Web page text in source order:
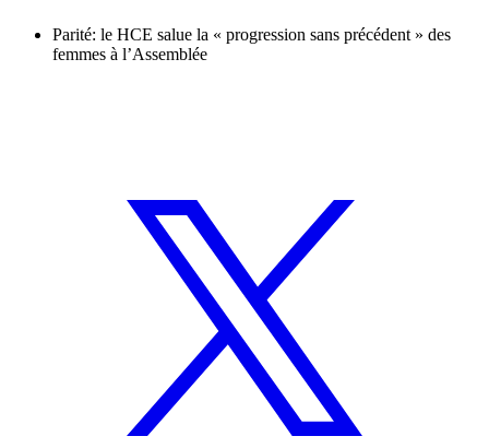
Parité: le HCE salue la « progression sans précédent » des
femmes à l’Assemblée